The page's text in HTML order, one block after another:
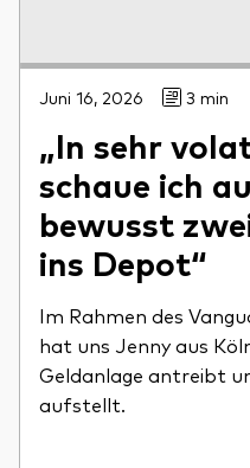
Juni 16, 2026 3 min
„In sehr
schaue ich
bewusst
ins Depot“
Im Rahmen des
hat uns Jenny aus
Geldanlage antreibt
aufstellt.